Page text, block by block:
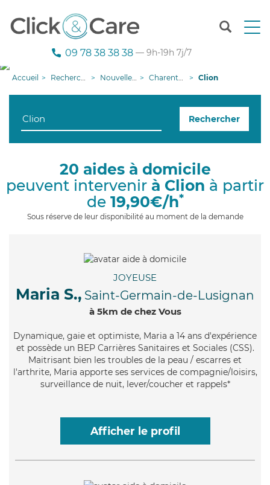
T
n
g
i
09 78 38 38 38 — 9h-19h 7j/7
Accueil Recherche aide à domicile Nouvelle-Aquitaine Charente-Maritime Clion
Rechercher
20 aides à domicile
peuvent intervenir à Clion à partir
de 19,90€/h*
Sous réserve de leur disponibilité au moment de la demande
JOYEUSE
Maria S., Saint-Germain-de-Lusignan
à 5km de chez Vous
Dynamique, gaie et optimiste, Maria a 14 ans d'expérience
et possède un BEP Carrières Sanitaires et Sociales (CSS).
Maitrisant bien les troubles de la peau / escarres et
l'arthrite, Maria apporte ses services de compagnie/loisirs,
surveillance de nuit, lever/coucher et rappels*
Afficher le profil